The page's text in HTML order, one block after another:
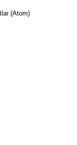
(Atom)